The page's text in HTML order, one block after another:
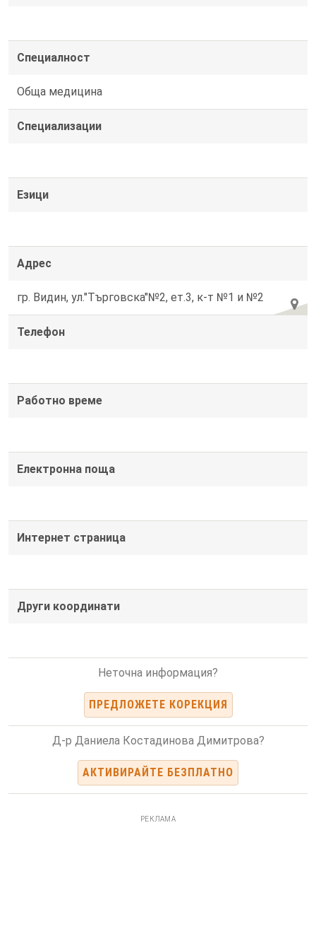
Специалност
Обща медицина
Специализации
Езици
Адрес
гр. Видин, ул."Търговска"№2, ет.3, к-т №1 и №2
Телефон
Работно време
Електронна поща
Интернет страница
Други координати
Неточна информация?
ПРЕДЛОЖЕТЕ КОРЕКЦИЯ
Д-р Даниела Костадинова Димитрова?
АКТИВИРАЙТЕ БЕЗПЛАТНО
РЕКЛАМА